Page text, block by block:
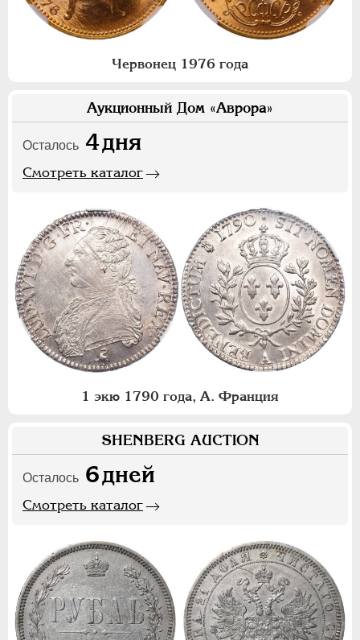
Червонец 1976 года
Аукционный Дом «Аврора»
Осталось 4дня
Смотреть каталог
1 экю 1790 года, А. Франция
SHENBERG AUCTION
Осталось 6дней
Смотреть каталог